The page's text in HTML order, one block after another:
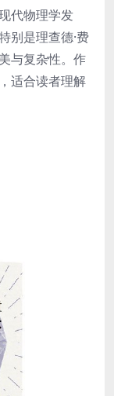
代物理学发
别是理查德·费
与复杂性。作
适合读者理解